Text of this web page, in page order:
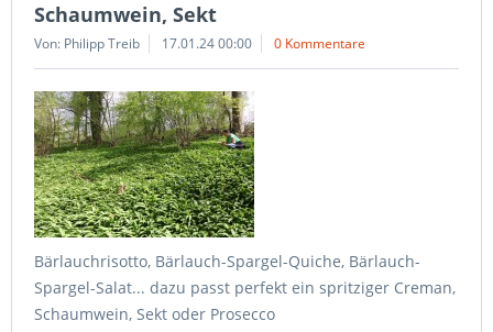
Schaumwein, Sekt
Von: Philipp Treib 17.01.24 00:00 0 Kommentare
Bärlauchrisotto, Bärlauch-Spargel-Quiche, Bärlauch-
Spargel-Salat... dazu passt perfekt ein spritziger Creman,
Schaumwein, Sekt oder Prosecco